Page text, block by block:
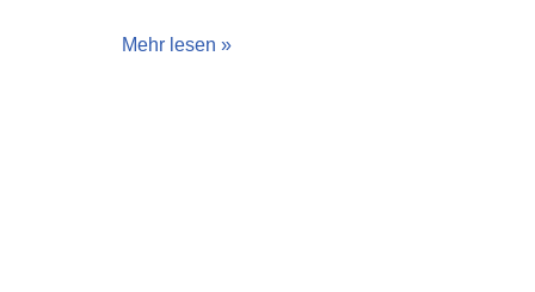
Mehr lesen »